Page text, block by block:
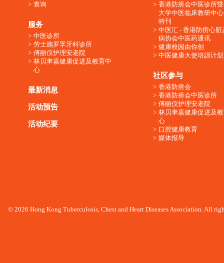
查询
服务
中医诊所
劳士施罗孚牙科诊所
傅丽仪护理安老院
林贝聿嘉健康促进及教育中
心
最新消息
活动预告
活动纪要
香港防痨会中医诊所
大学中医临床教研中
特刊
中医汇 - 香港防痨心脏
病协会中医药通讯
健康校园由你创
中医健康大使培訓计划
社区参与
香港防痨会
香港防痨会中医诊所
傅丽仪护理安老院
林贝聿嘉健康促进及
心
口腔健康教育
媒体报导
© 2026 Hong Kong Tuberculosis, Chest and Heart Diseases Association. All